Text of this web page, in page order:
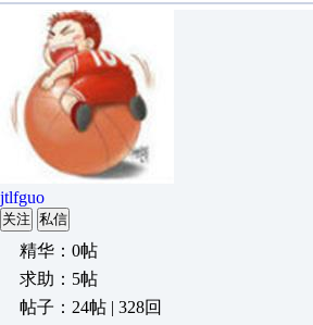
jtlfguo
关注 私信
精华：0帖
求助：5帖
帖子：24帖 | 328回